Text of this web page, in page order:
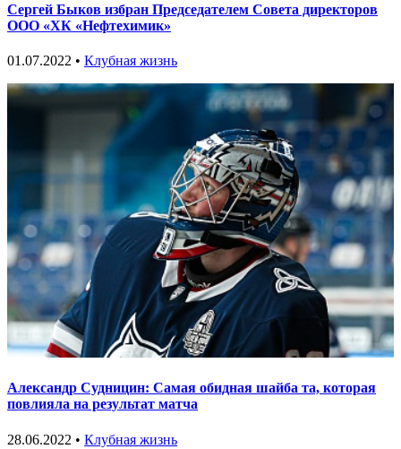
Сергей Быков избран Председателем Совета директоров
ООО «ХК «Нефтехимик»
01.07.2022 • Клубная жизнь
Александр Судницин: Самая обидная шайба та, которая
повлияла на результат матча
28.06.2022 • Клубная жизнь